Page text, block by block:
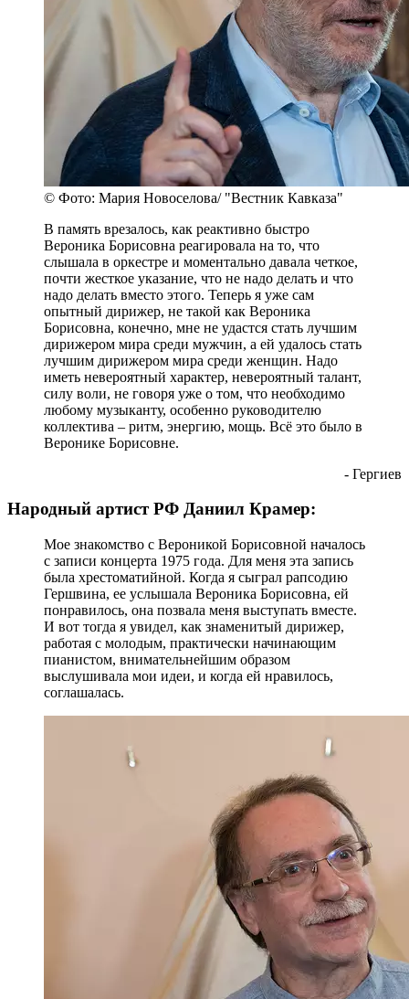
© Фото: Мария Новоселова/ "Вестник Кавказа"
В память врезалось, как реактивно быстро
Вероника Борисовна реагировала на то, что
слышала в оркестре и моментально давала четкое,
почти жесткое указание, что не надо делать и что
надо делать вместо этого. Теперь я уже сам
опытный дирижер, не такой как Вероника
Борисовна, конечно, мне не удастся стать лучшим
дирижером мира среди мужчин, а ей удалось стать
лучшим дирижером мира среди женщин. Надо
иметь невероятный характер, невероятный талант,
силу воли, не говоря уже о том, что необходимо
любому музыканту, особенно руководителю
коллектива – ритм, энергию, мощь. Всё это было в
Веронике Борисовне.
- Гергиев
Народный артист РФ Даниил Крамер:
Мое знакомство с Вероникой Борисовной началось
с записи концерта 1975 года. Для меня эта запись
была хрестоматийной. Когда я сыграл рапсодию
Гершвина, ее услышала Вероника Борисовна, ей
понравилось, она позвала меня выступать вместе.
И вот тогда я увидел, как знаменитый дирижер,
работая с молодым, практически начинающим
пианистом, внимательнейшим образом
выслушивала мои идеи, и когда ей нравилось,
соглашалась.